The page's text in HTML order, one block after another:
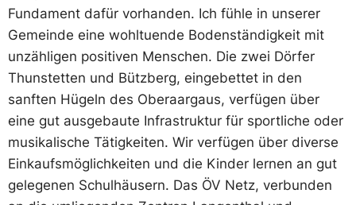
Fundament dafür vorhanden. Ich fühle in unserer
Gemeinde eine wohltuende Bodenständigkeit mit
unzähligen positiven Menschen. Die zwei Dörfer
Thunstetten und Bützberg, eingebettet in den
sanften Hügeln des Oberaargaus, verfügen über
eine gut ausgebaute Infrastruktur für sportliche oder
musikalische Tätigkeiten. Wir verfügen über diverse
Einkaufsmöglichkeiten und die Kinder lernen an gut
gelegenen Schulhäusern. Das ÖV Netz, verbunden